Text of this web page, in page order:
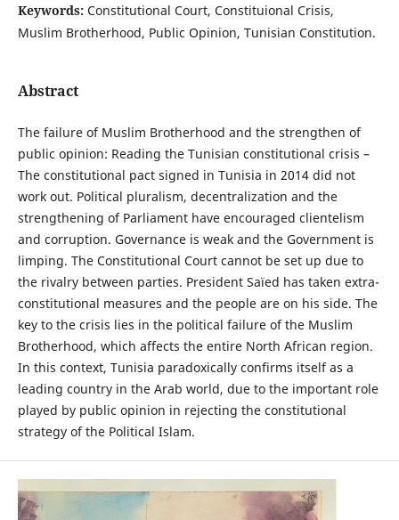
Keywords: Constitutional Court, Constituional Crisis,
Muslim Brotherhood, Public Opinion, Tunisian Constitution.
Abstract
The failure of Muslim Brotherhood and the strengthen of
public opinion: Reading the Tunisian constitutional crisis –
The constitutional pact signed in Tunisia in 2014 did not
work out. Political pluralism, decentralization and the
strengthening of Parliament have encouraged clientelism
and corruption. Governance is weak and the Government is
limping. The Constitutional Court cannot be set up due to
the rivalry between parties. President Saïed has taken extra-
constitutional measures and the people are on his side. The
key to the crisis lies in the political failure of the Muslim
Brotherhood, which affects the entire North African region.
In this context, Tunisia paradoxically confirms itself as a
leading country in the Arab world, due to the important role
played by public opinion in rejecting the constitutional
strategy of the Political Islam.